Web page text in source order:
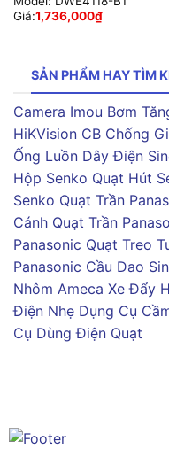
Giá:1,736,000₫
SẢN PHẨM HAY TÌM
Camera Imou Bơm
HiKVision CB Chống
Ống Luồn Dây Điện
Hộp Senko Quạt Hút
Senko Quạt Trần
Cánh Quạt Trần
Panasonic Quạt Treo
Panasonic Cầu Dao
Nhôm Ameca Xe Đẩy
Điện Nhẹ Dụng Cụ
Cụ Dùng Điện Quạt